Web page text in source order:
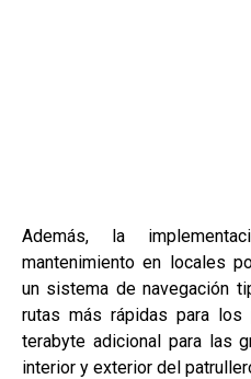
Además, la
mantenimiento en locales
un sistema de navegación
rutas más rápidas para
terabyte adicional para las
interior y exterior del